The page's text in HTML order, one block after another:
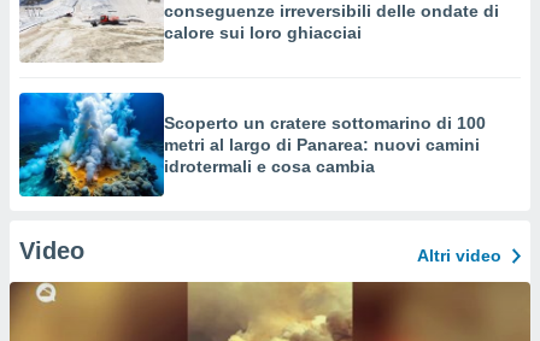
conseguenze irreversibili delle ondate di
calore sui loro ghiacciai
Scoperto un cratere sottomarino di 100
metri al largo di Panarea: nuovi camini
idrotermali e cosa cambia
Video Altri video